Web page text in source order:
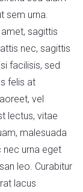
sem urna.
sagittis
nec, sagittis
facilisis, sed
felis at
vel
lectus, vitae
malesuada
nec urna eget
leo. Curabitur
lacus